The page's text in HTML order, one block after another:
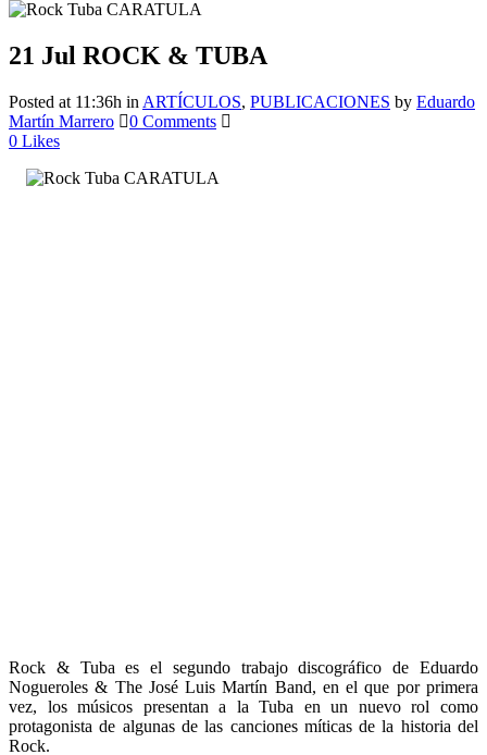
21 Jul ROCK & TUBA
Posted at 11:36h in ARTÍCULOS, PUBLICACIONES by Eduardo
Martín Marrero
0 Comments
0 Likes
Rock & Tuba es el segundo trabajo discográfico de Eduardo
Nogueroles & The José Luis Martín Band, en el que por primera
vez, los músicos presentan a la Tuba en un nuevo rol como
protagonista de algunas de las canciones míticas de la historia del
Rock.